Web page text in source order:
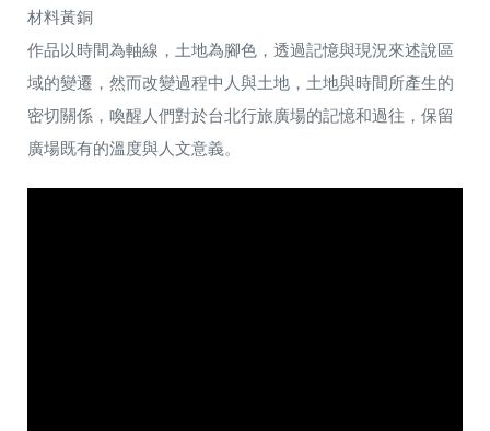
材料黃銅
作品以時間為軸線，土地為腳色，透過記憶與現況來述說區
域的變遷，然而改變過程中人與土地，土地與時間所產生的
密切關係，喚醒人們對於台北行旅廣場的記憶和過往，保留
廣場既有的溫度與人文意義。